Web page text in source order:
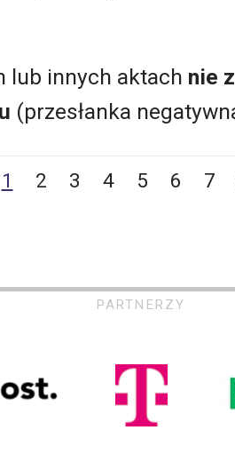
lub innych aktach nie
(przesłanka
1 2 3 4 5 6 7
PARTNERZY